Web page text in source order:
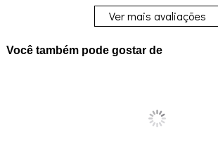
Ver mais avaliações
Você também pode gostar de